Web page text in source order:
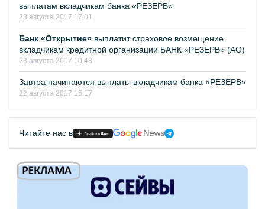
выплатам вкладчикам банка «РЕЗЕРВ»
23 августа 2017 17:01
Банк «Открытие» выплатит страховое возмещение
вкладчикам кредитной организации БАНК «РЕЗЕРВ» (АО)
23 августа 2017 10:48
Завтра начинаются выплаты вкладчикам банка «РЕЗЕРВ»
22 августа 2017 15:17
Читайте нас в